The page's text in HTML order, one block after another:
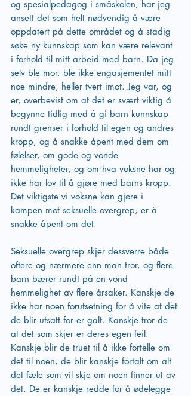
og spesialpedagog i småskolen, har jeg
ansett det som helt nødvendig å være
oppdatert på dette området og å stadig
søke ny kunnskap som kan være relevant
i forhold til mitt arbeid med barn. Da jeg
selv ble mor, ble ikke engasjementet mitt
noe mindre, heller tvert imot. Jeg var, og
er, overbevist om at det er svært viktig å
begynne tidlig med å gi barn kunnskap
rundt grenser i forhold til egen og andres
kropp, og å snakke åpent med dem om
følelser, om gode og vonde
hemmeligheter, og om hva voksne har og
ikke har lov til å gjøre med barns kropp.
Det viktigste vi voksne kan gjøre i
kampen mot seksuelle overgrep, er å
snakke åpent om det.
Seksuelle overgrep skjer dessverre både
oftere og nærmere enn man tror, og flere
barn bærer rundt på en vond
hemmelighet av flere årsaker. Kanskje de
ikke har noen forutsetning for å vite at det
de blir utsatt for er galt. Kanskje tror de
at det som skjer er deres egen feil.
Kanskje blir de truet til å ikke fortelle om
det til noen, de blir kanskje fortalt om alt
det fæle som vil skje om noen finner ut av
det. De er kanskje redde for å ødelegge